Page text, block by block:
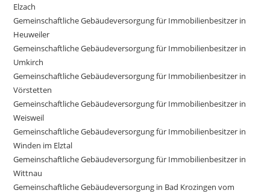
Elzach
Gemeinschaftliche Gebäudeversorgung für Immobilienbesitzer in
Heuweiler
Gemeinschaftliche Gebäudeversorgung für Immobilienbesitzer in
Umkirch
Gemeinschaftliche Gebäudeversorgung für Immobilienbesitzer in
Vörstetten
Gemeinschaftliche Gebäudeversorgung für Immobilienbesitzer in
Weisweil
Gemeinschaftliche Gebäudeversorgung für Immobilienbesitzer in
Winden im Elztal
Gemeinschaftliche Gebäudeversorgung für Immobilienbesitzer in
Wittnau
Gemeinschaftliche Gebäudeversorgung in Bad Krozingen vom